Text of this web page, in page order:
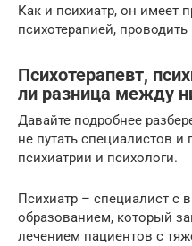
Как и психиатр, он имеет
психотерапией,
Психотерапевт,
ли разница между
Давайте подробнее
не путать специалистов и
психиатрии и психологи.
Психиатр – специалист
образованием, который
лечением пациентов с